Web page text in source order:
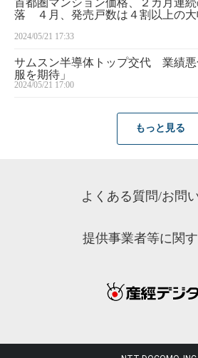
首都圏マンション価格、２カ月連
落 ４月、発売戸数は４割以上の大
2024/05/21 17:33
サムスン半導体トップ交代 業績悪
服を期待」
2024/05/21 17:00
もっと見る
よくある質問/お問
提供事業者等に関